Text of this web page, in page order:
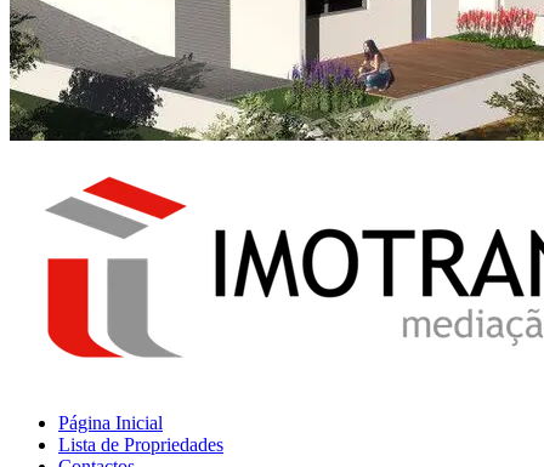
Página Inicial
Lista de Propriedades